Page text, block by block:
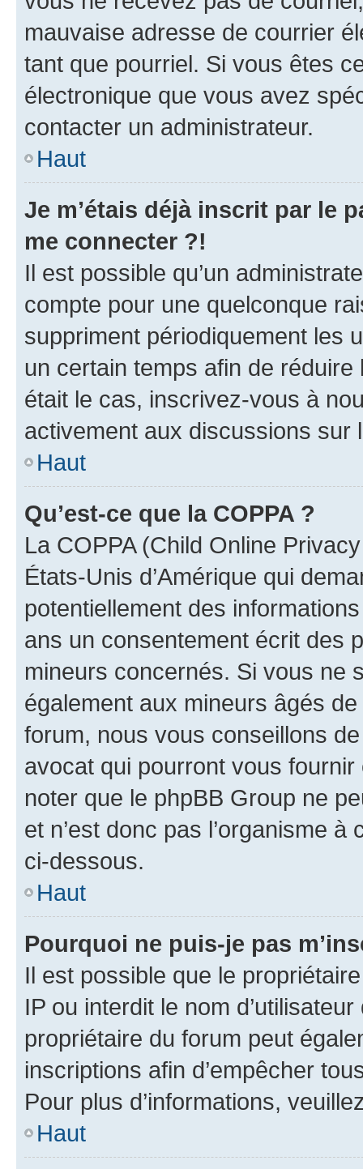
mauvaise adresse de courrier
tant que pourriel. Si vous êtes
électronique que vous avez
contacter un administrateur.
Haut
Je m’étais déjà inscrit par le
me connecter ?!
Il est possible qu’un
compte pour une quelconque
suppriment périodiquement les
un certain temps afin de
était le cas, inscrivez-vous à
activement aux discussions sur
Haut
Qu’est-ce que la COPPA ?
La COPPA (Child Online
États-Unis d’Amérique qui
potentiellement des
ans un consentement écrit des
mineurs concernés. Si vous ne
également aux mineurs âgés
forum, nous vous conseillons
avocat qui pourront vous
noter que le phpBB Group ne
et n’est donc pas l’organisme
ci-dessous.
Haut
Pourquoi ne puis-je pas
Il est possible que le
IP ou interdit le nom
propriétaire du forum peut
inscriptions afin d’empêcher
Pour plus d’informations,
Haut